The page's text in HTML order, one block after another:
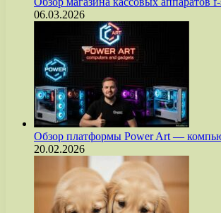
06.03.2026
Обзор платформы Power Art —
20.02.2026